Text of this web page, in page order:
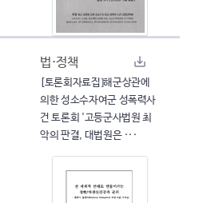
법·정책
[토론회자료집]해군상관에
의한 성소수자여군 성폭력사
건 토론회 '고등군사법원 최
악의 판결, 대법원은 ···